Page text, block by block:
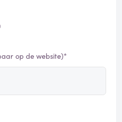
op de website)*